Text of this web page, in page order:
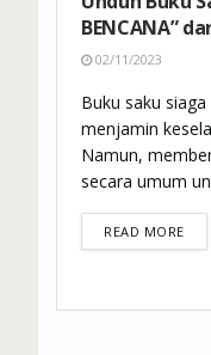
BENCANA”
02/11/2023
Buku saku
menjamin
Namun,
secara umum
READ MORE